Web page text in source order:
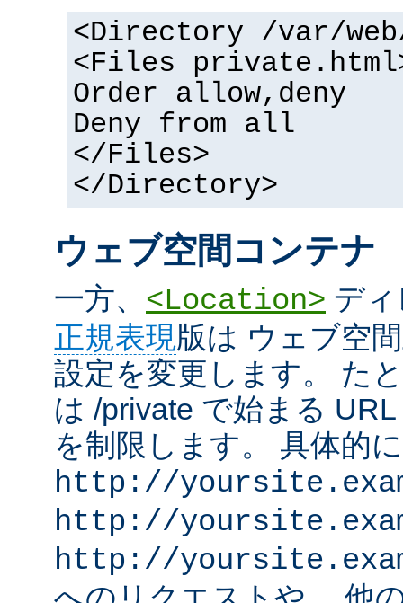
<Directory /var/
<Files
Order allow,deny
Deny from all
</Files>
</Directory>
ウェブ空間コンテナ
一方、 <Location> デ
正規表現版は ウェブ空
設定を変更します。 た
は /private で始まる
を制限します。 具体的
http://
http://
http://